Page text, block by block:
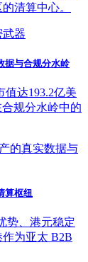
清算中心。
武器
据与合规分水岭
值达193.2亿美
规分水岭中的
的真实数据与
算枢纽
势、港元稳定
为亚太 B2B